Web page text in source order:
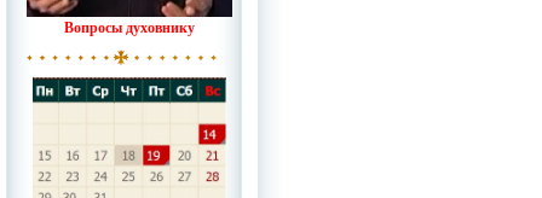
Вопросы духовнику